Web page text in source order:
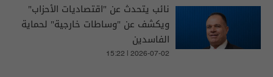
نائب يتحدث عن "اقتصاديات الأحزاب"
ويكشف عن "وساطات خارجية" لحماية
الفاسدين
15:22 | 2026-07-02